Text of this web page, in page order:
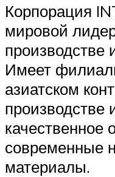
Корпорация
мировой
производстве
Имеет
азиатском
производстве
качественное
современные
материалы.